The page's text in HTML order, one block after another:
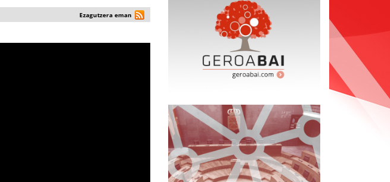
Ezagutzera eman